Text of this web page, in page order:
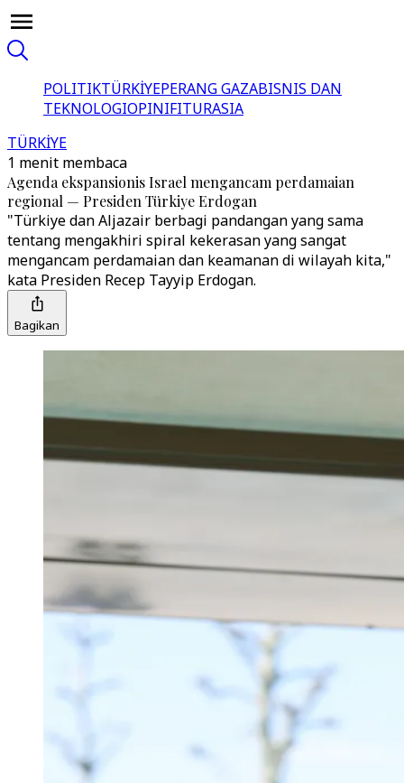
POLITIKTÜRKİYEPERANG GAZABISNIS DAN
TEKNOLOGIOPINIFITURASIA
TÜRKİYE
1 menit membaca
Agenda ekspansionis Israel mengancam perdamaian
regional — Presiden Türkiye Erdogan
"Türkiye dan Aljazair berbagi pandangan yang sama
tentang mengakhiri spiral kekerasan yang sangat
mengancam perdamaian dan keamanan di wilayah kita,"
kata Presiden Recep Tayyip Erdogan.
Bagikan